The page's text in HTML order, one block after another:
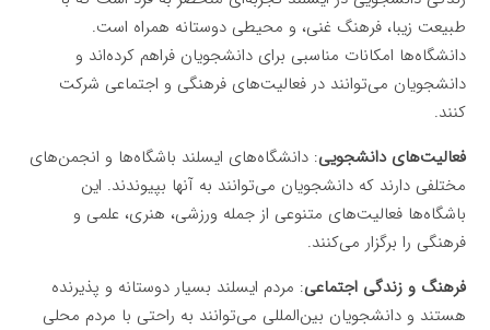
طبیعت زیبا، فرهنگ غنی، و محیطی دوستانه همراه است.
دانشگاه‌ها امکانات مناسبی برای دانشجویان فراهم کرده‌اند و
دانشجویان می‌توانند در فعالیت‌های فرهنگی و اجتماعی شرکت
کنند.
فعالیت‌های دانشجویی: دانشگاه‌های ایسلند باشگاه‌ها و انجمن‌های
مختلفی دارند که دانشجویان می‌توانند به آنها بپیوندند. این
باشگاه‌ها فعالیت‌های متنوعی از جمله ورزشی، هنری، علمی و
فرهنگی را برگزار می‌کنند.
فرهنگ و زندگی اجتماعی: مردم ایسلند بسیار دوستانه و پذیرنده
هستند و دانشجویان بین‌المللی می‌توانند به راحتی با مردم محلی